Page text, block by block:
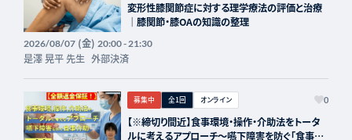
変形性膝関節症に対する理学療法の評価と治療
｜膝関節・膝OAの知識の整理
2026/08/07(金) 20:00 - 21:30
是澤 晃平 先生 外部決済
募集中 全1回 オンライン 0
【※締切り間近】食事環境・操作・介助法をトータ
ルに考えるアプローチ～嚥下障害を防ぐ「食事介